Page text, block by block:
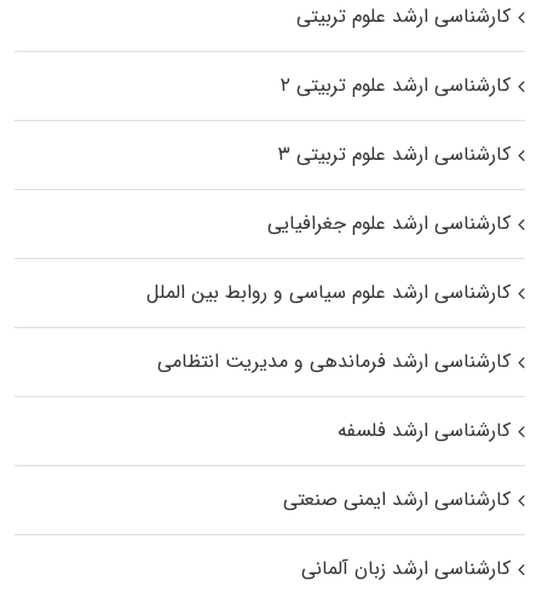
کارشناسی ارشد علوم تربیتی
کارشناسی ارشد علوم تربیتی ۲
کارشناسی ارشد علوم تربیتی ۳
کارشناسی ارشد علوم جغرافیایی
کارشناسی ارشد علوم سیاسی و روابط بین الملل
کارشناسی ارشد فرماندهی و مدیریت انتظامی
کارشناسی ارشد فلسفه
کارشناسی ارشد ایمنی صنعتی
کارشناسی ارشد زبان آلمانی